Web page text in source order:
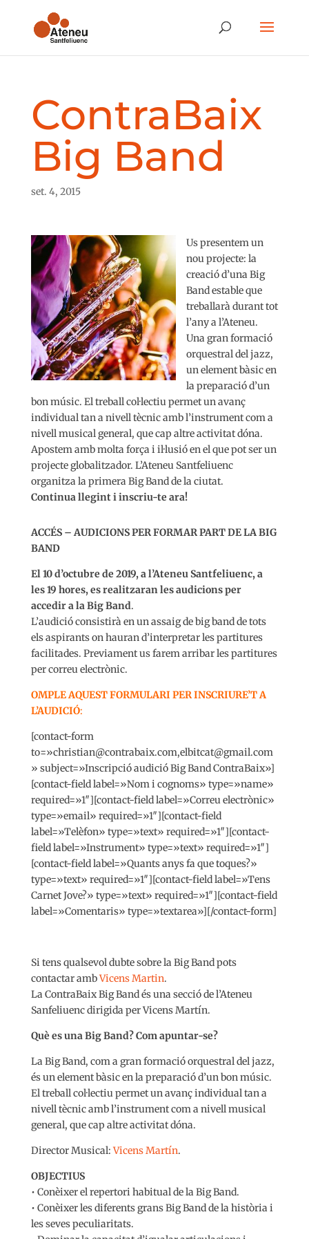
ContraBaix
Big Band
set. 4, 2015
Us presentem un
nou projecte: la
creació d’una Big
Band estable que
treballarà durant tot
l’any a l’Ateneu.
Una gran formació
orquestral del jazz,
un element bàsic en
la preparació d’un
bon músic. El treball col·lectiu permet un avanç
individual tan a nivell tècnic amb l’instrument com a
nivell musical general, que cap altre activitat dóna.
Apostem amb molta força i il·lusió en el que pot ser un
projecte globalitzador. L’Ateneu Santfeliuenc
organitza la primera Big Band de la ciutat.
Continua llegint i inscriu-te ara!
ACCÉS – AUDICIONS PER FORMAR PART DE LA BIG
BAND
El 10 d’octubre de 2019, a l’Ateneu Santfeliuenc, a
les 19 hores, es realitzaran les audicions per
accedir a la Big Band.
L’audició consistirà en un assaig de big band de tots
els aspirants on hauran d’interpretar les partitures
facilitades. Previament us farem arribar les partitures
per correu electrònic.
OMPLE AQUEST FORMULARI PER INSCRIURE’T A
L’AUDICIÓ:
[contact-form
to=»christian@contrabaix.com,elbitcat@gmail.com
» subject=»Inscripció audició Big Band ContraBaix»]
[contact-field label=»Nom i cognoms» type=»name»
required=»1″][contact-field label=»Correu electrònic»
type=»email» required=»1″][contact-field
label=»Telèfon» type=»text» required=»1″][contact-
field label=»Instrument» type=»text» required=»1″]
[contact-field label=»Quants anys fa que toques?»
type=»text» required=»1″][contact-field label=»Tens
Carnet Jove?» type=»text» required=»1″][contact-field
label=»Comentaris» type=»textarea»][/contact-form]
Si tens qualsevol dubte sobre la Big Band pots
contactar ambVicens Martin.
La ContraBaix Big Band és una secció de l’Ateneu
Sanfeliuenc dirigida per Vicens Martín.
Què es una Big Band? Com apuntar-se?
La Big Band, com a gran formació orquestral del jazz,
és un element bàsic en la preparació d’un bon músic.
El treball col·lectiu permet un avanç individual tan a
nivell tècnic amb l’instrument com a nivell musical
general, que cap altre activitat dóna.
Director Musical:Vicens Martín.
OBJECTIUS
• Conèixer el repertori habitual de la Big Band.
• Conèixer les diferents grans Big Band de la història i
les seves peculiaritats.